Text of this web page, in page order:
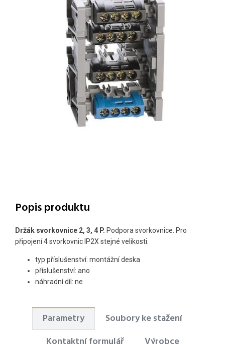
Popis produktu
Držák svorkovnice 2, 3, 4 P. Podpora svorkovnice. Pro
připojení 4 svorkovnic IP2X stejné velikosti.
typ příslušenství: montážní deska
příslušenství: ano
náhradní díl: ne
Parametry
Soubory ke stažení